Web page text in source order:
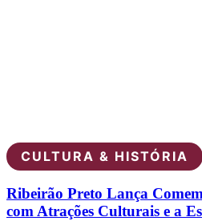
CULTURA & HISTÓRIA
Ribeirão Preto Lança
com Atrações Culturais e a